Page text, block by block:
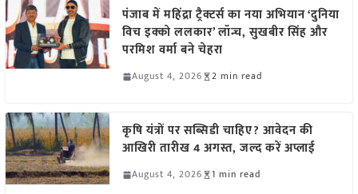
पंजाब में महिंद्रा ट्रैक्टर्स का नया अभियान ‘दुनिया
विच इक्को ललकार’ लॉन्च, सुखबीर सिंह और
परमिश वर्मा बने चेहरा
August 4, 2026 2 min read
कृषि यंत्रों पर सब्सिडी चाहिए? आवेदन की
आखिरी तारीख 4 अगस्त, जल्द करें अप्लाई
August 4, 2026 1 min read